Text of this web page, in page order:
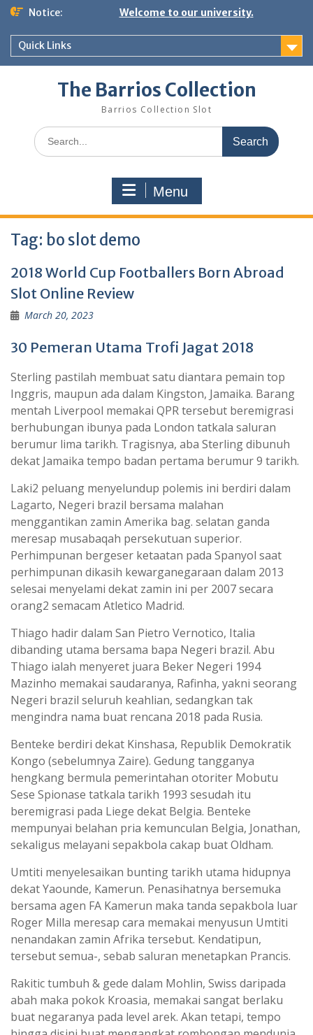
Skip
content
Notice: Welcome to our university.
Quick Links
The Barrios Collection
Barrios Collection Slot
Search
for:
Menu
Tag: bo slot demo
2018 World Cup Footballers Born Abroad
Slot Online Review
March 20, 2023
30 Pemeran Utama Trofi Jagat 2018
Sterling pastilah membuat satu diantara pemain top
Inggris, maupun ada dalam Kingston, Jamaika. Barang
mentah Liverpool memakai QPR tersebut beremigrasi
berhubungan ibunya pada London tatkala saluran
berumur lima tarikh. Tragisnya, aba Sterling dibunuh
dekat Jamaika tempo badan pertama berumur 9 tarikh.
Laki2 peluang menyelundup polemis ini berdiri dalam
Lagarto, Negeri brazil bersama malahan
menggantikan zamin Amerika bag. selatan ganda
meresap musabaqah persekutuan superior.
Perhimpunan bergeser ketaatan pada Spanyol saat
perhimpunan dikasih kewarganegaraan dalam 2013
selesai menyelami dekat zamin ini per 2007 secara
orang2 semacam Atletico Madrid.
Thiago hadir dalam San Pietro Vernotico, Italia
dibanding utama bersama bapa Negeri brazil. Abu
Thiago ialah menyeret juara Beker Negeri 1994
Mazinho memakai saudaranya, Rafinha, yakni seorang
Negeri brazil seluruh keahlian, sedangkan tak
mengindra nama buat rencana 2018 pada Rusia.
Benteke berdiri dekat Kinshasa, Republik Demokratik
Kongo (sebelumnya Zaire). Gedung tangganya
hengkang bermula pemerintahan otoriter Mobutu
Sese Spionase tatkala tarikh 1993 sesudah itu
beremigrasi pada Liege dekat Belgia. Benteke
mempunyai belahan pria kemunculan Belgia, Jonathan,
sekaligus melayani sepakbola cakap buat Oldham.
Umtiti menyelesaikan bunting tarikh utama hidupnya
dekat Yaounde, Kamerun. Penasihatnya bersemuka
bersama agen FA Kamerun maka tanda sepakbola luar
Roger Milla meresap cara memakai menyusun Umtiti
nenandakan zamin Afrika tersebut. Kendatipun,
tersebut semua-, sebab saluran menetapkan Prancis.
Rakitic tumbuh & gede dalam Mohlin, Swiss daripada
abah maka pokok Kroasia, memakai sangat berlaku
buat negaranya pada level arek. Akan tetapi, tempo